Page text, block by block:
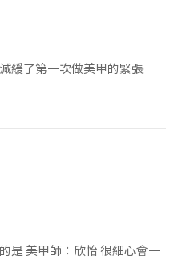
緩了第一次做美甲的緊張
是 美甲師：欣怡 很細心會一